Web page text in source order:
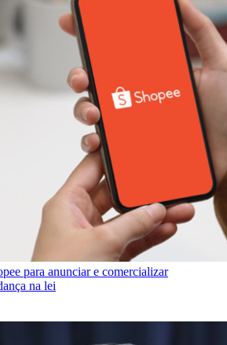
para anunciar e comercializar
na lei